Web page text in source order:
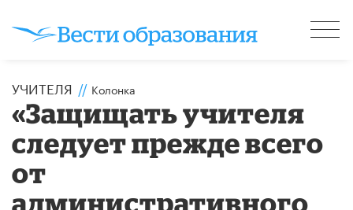
УЧИТЕЛЯ // Колонка
«Защищать учителя
следует прежде всего
от
административного